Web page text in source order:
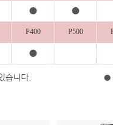
● ●
P400 P500
●
습니다. ●